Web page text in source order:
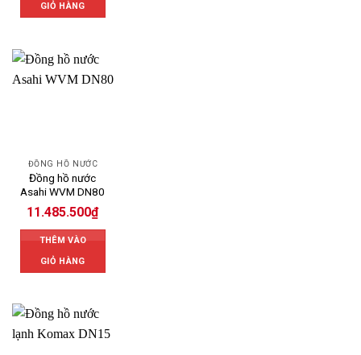
GIỎ HÀNG
ĐỒNG HỒ NƯỚC
Đồng hồ nước
Asahi WVM DN80
11.485.500₫
THÊM VÀO
GIỎ HÀNG